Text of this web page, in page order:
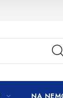
NA